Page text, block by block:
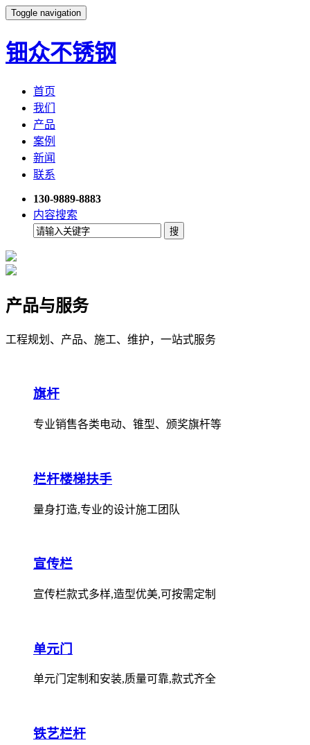
Toggle navigation
钿众不锈钢
首页
我们
产品
案例
新闻
联系
130-9889-8883
内容搜索
产品与服务
工程规划、产品、施工、维护，一站式服务
旗杆
专业销售各类电动、锥型、颁奖旗杆等
栏杆楼梯扶手
量身打造,专业的设计施工团队
宣传栏
宣传栏款式多样,造型优美,可按需定制
单元门
单元门定制和安装,质量可靠,款式齐全
铁艺栏杆